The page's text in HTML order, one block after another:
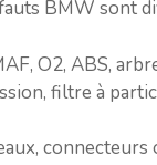
BMW sont
O2, ABS,
filtre à
connecteurs